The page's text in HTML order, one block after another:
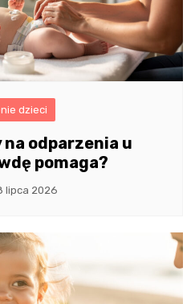
dzieci
na odparzenia u
pomaga?
lipca 2026